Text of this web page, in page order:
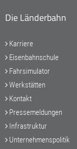
Die Länderbahn
Karriere
Eisenbahnschule
Fahrsimulator
Werkstätten
Kontakt
Pressemeldungen
Infrastruktur
Unternehmenspolitik